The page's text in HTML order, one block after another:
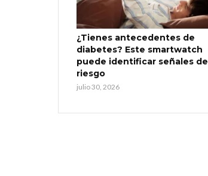
¿Tienes antecedentes de
diabetes? Este smartwatch
puede identificar señales de
riesgo
julio 30, 2026